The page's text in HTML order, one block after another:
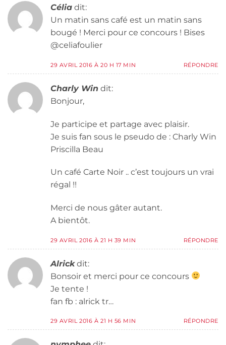
Célia dit:
Un matin sans café est un matin sans
bougé ! Merci pour ce concours ! Bises
@celiafoulier
29 AVRIL 2016 À 20 H 17 MIN RÉPONDRE
Charly Win dit:
Bonjour,
Je participe et partage avec plaisir.
Je suis fan sous le pseudo de : Charly Win
Priscilla Beau
Un café Carte Noir .. c’est toujours un vrai
régal !!
Merci de nous gâter autant.
A bientôt.
29 AVRIL 2016 À 21 H 39 MIN RÉPONDRE
Alrick dit:
Bonsoir et merci pour ce concours
Je tente !
fan fb : alrick tr…
29 AVRIL 2016 À 21 H 56 MIN RÉPONDRE